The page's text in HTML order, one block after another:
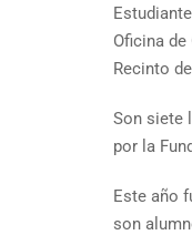
Oficina
Recinto
Son siete
por la
Este año
son